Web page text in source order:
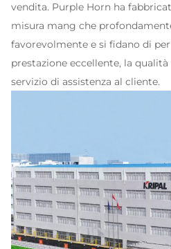
vendita. Purple Horn ha
misura mang che
favorevolmente e si fidano di
prestazione eccellente, la
servizio di assistenza al cliente.